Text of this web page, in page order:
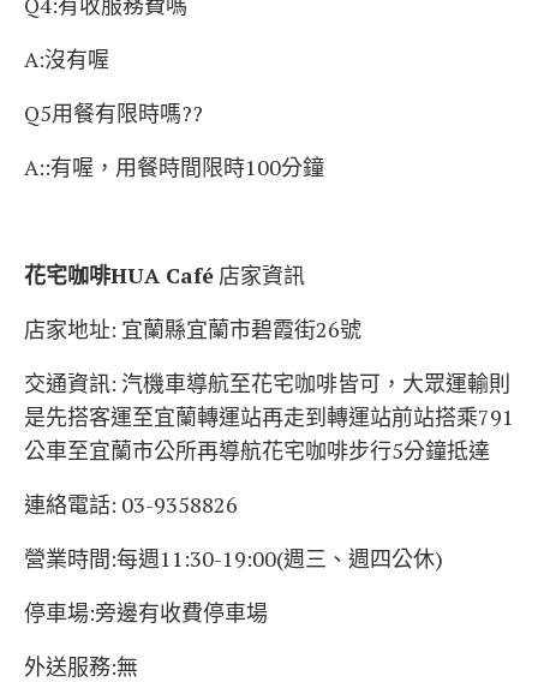
A:沒有喔
Q5用餐有限時嗎??
A::有喔，用餐時間限時100分鐘
花宅咖啡HUA Café 店家資訊
店家地址: 宜蘭縣宜蘭市碧霞街26號
交通資訊: 汽機車導航至花宅咖啡皆可，大眾運輸則
是先搭客運至宜蘭轉運站再走到轉運站前站搭乘791
公車至宜蘭市公所再導航花宅咖啡步行5分鐘抵達
連絡電話: 03-9358826
營業時間:每週11:30-19:00(週三、週四公休)
停車場:旁邊有收費停車場
外送服務:無